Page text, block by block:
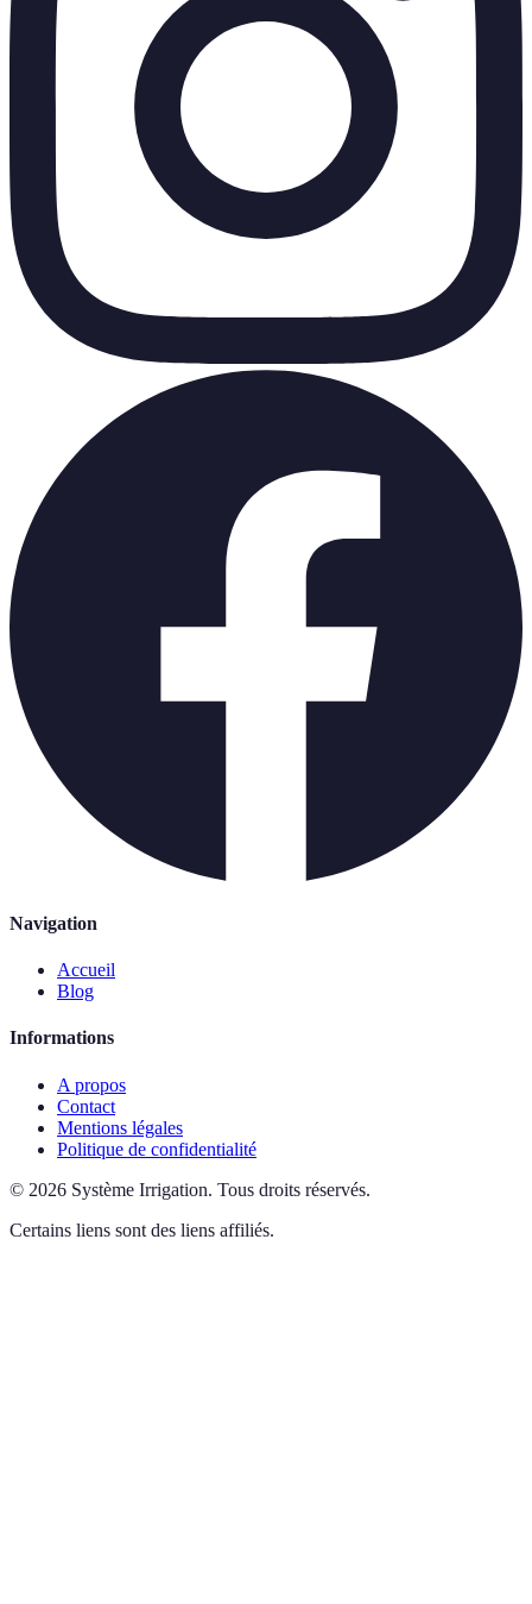
Navigation
Accueil
Blog
Informations
A propos
Contact
Mentions légales
Politique de confidentialité
© 2026 Système Irrigation. Tous droits réservés.
Certains liens sont des liens affiliés.